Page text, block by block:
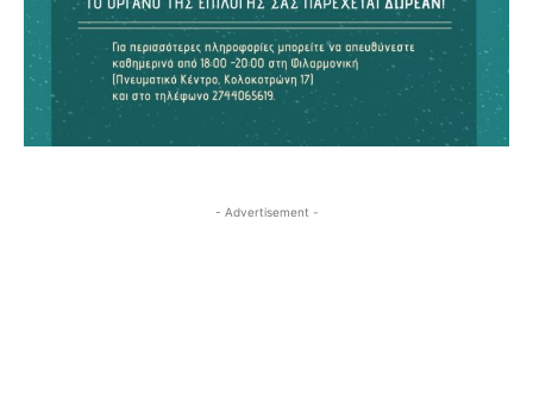
- Advertisement -